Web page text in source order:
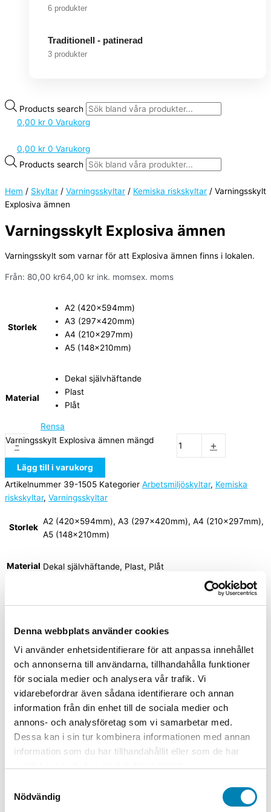
Denna webbplats använder cookies
Vi använder enhetsidentifierare för att anpassa innehållet
och annonserna till användarna, tillhandahålla funktioner
för sociala medier och analysera vår trafik. Vi
vidarebefordrar även sådana identifierare och annan
information från din enhet till de sociala medier och
annons- och analysföretag som vi samarbetar med.
Dessa kan i sin tur kombinera informationen med annan
information som du har tillhandahållit eller som de har
Nödvändig
6 produkter
Traditionell - patinerad
3 produkter
Products search
0,00 kr 0 Varukorg
0,00 kr 0 Varukorg
Products search
Hem / Skyltar / Varningsskyltar / Kemiska riskskyltar / Varningsskylt
Explosiva ämnen
Varningsskylt Explosiva ämnen
Varningsskylt som varnar för att Explosiva ämnen finns i lokalen.
Från: 80,00 kr64,00 kr ink. momsex. moms
Storlek
A2 (420x594mm)
A3 (297x420mm)
A4 (210x297mm)
A5 (148x210mm)
Material
Dekal självhäftande
Plast
Plåt
Rensa
-
Varningsskylt Explosiva ämnen mängd +
Lägg till i varukorg
Artikelnummer 39-1505 Kategorier Arbetsmiljöskyltar, Kemiska
riskskyltar, Varningsskyltar
Storlek
A2 (420x594mm), A3 (297x420mm), A4 (210x297mm),
A5 (148x210mm)
Material Dekal självhäftande, Plast, Plåt
Arbetsmiljöskyltar
Varningsskylt Bryt och lås
frånskiljaren före arbete på kranen
Från:45,00kr36,00kr ink. momsex. moms
Välj
alternativ
Den här produkten har flera varianter. De
olika alternativen kan väljas på produktsidan
Varningsskylt Oxiderande ämnen